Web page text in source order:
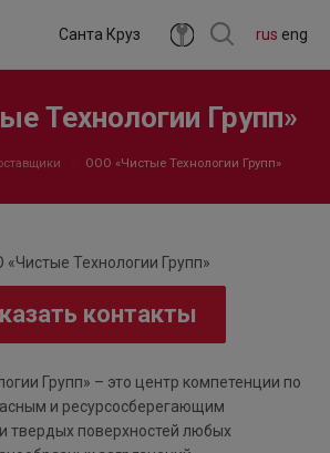
rus eng
Санта Круз
Технологии Групп»
ООО «Чистые Технологии Групп»
контакты
Групп» – это центр компетенции по
и ресурсосберегающим
твердых поверхностей любых